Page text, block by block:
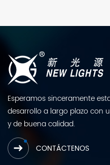
Esperamos sinceramente
desarrollo a largo plazo con
y de buena calidad.
CONTÁCTENOS